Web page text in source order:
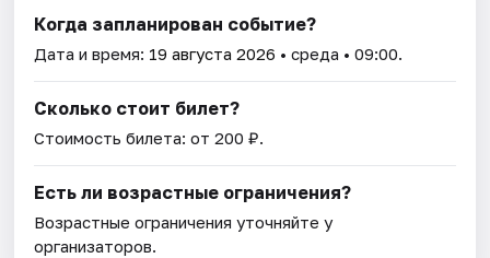
Когда запланирован событие?
Дата и время: 19 августа 2026 • среда • 09:00.
Сколько стоит билет?
Стоимость билета: от 200 ₽.
Есть ли возрастные ограничения?
Возрастные ограничения уточняйте у
организаторов.